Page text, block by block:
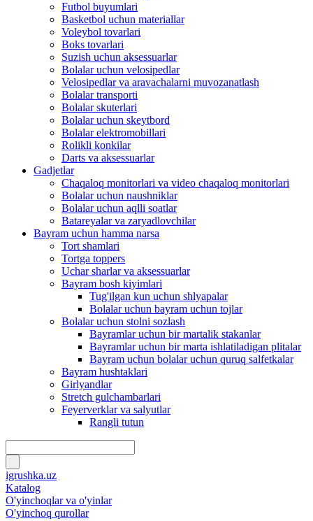
Futbol buyumlari
Basketbol uchun materiallar
Voleybol tovarlari
Boks tovarlari
Suzish uchun aksessuarlar
Bolalar uchun velosipedlar
Velosipedlar va aravachalarni muvozanatlash
Bolalar transporti
Bolalar skuterlari
Bolalar uchun skeytbord
Bolalar elektromobillari
Rolikli konkilar
Darts va aksessuarlar
Gadjetlar
Chaqaloq monitorlari va video chaqaloq monitorlari
Bolalar uchun naushniklar
Bolalar uchun aqlli soatlar
Batareyalar va zaryadlovchilar
Bayram uchun hamma narsa
Tort shamlari
Tortga toppers
Uchar sharlar va aksessuarlar
Bayram bosh kiyimlari
Tug'ilgan kun uchun shlyapalar
Bolalar uchun bayram uchun tojlar
Bolalar uchun stolni sozlash
Bayramlar uchun bir martalik stakanlar
Bayramlar uchun bir marta ishlatiladigan plitalar
Bayram uchun bolalar uchun quruq salfetkalar
Bayram hushtaklari
Girlyandlar
Stretch gulchambarlari
Feyerverklar va salyutlar
Rangli tutun
igrushka.uz
Katalog
O'yinchoqlar va o'yinlar
O'yinchoq qurollar